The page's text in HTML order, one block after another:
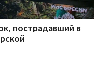
пострадавший в